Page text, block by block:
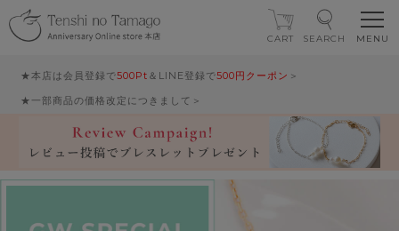
★本店は会員登録で500Pt ＆LINE登録で500円クーポン ＞
★一部商品の価格改定につきまして＞
CART SEARCH